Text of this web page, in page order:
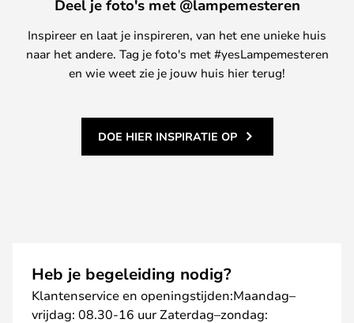
Deel je foto's met @lampemesteren
Inspireer en laat je inspireren, van het ene unieke huis
naar het andere. Tag je foto's met #yesLampemesteren
en wie weet zie je jouw huis hier terug!
DOE HIER INSPIRATIE OP
Heb je begeleiding nodig?
Klantenservice en openingstijden:Maandag–
vrijdag: 08.30-16 uur Zaterdag–zondag: